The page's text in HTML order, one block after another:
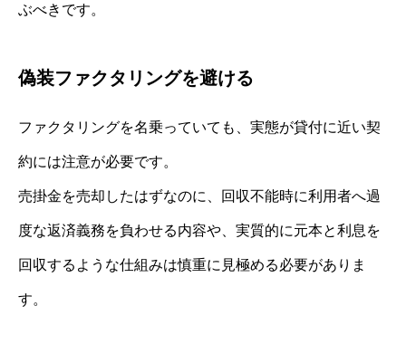
ぶべきです。
偽装ファクタリングを避ける
ファクタリングを名乗っていても、実態が貸付に近い契
約には注意が必要です。
売掛金を売却したはずなのに、回収不能時に利用者へ過
度な返済義務を負わせる内容や、実質的に元本と利息を
回収するような仕組みは慎重に見極める必要がありま
す。